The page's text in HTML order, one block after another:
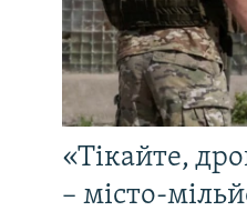
«Тікайте,
– місто-